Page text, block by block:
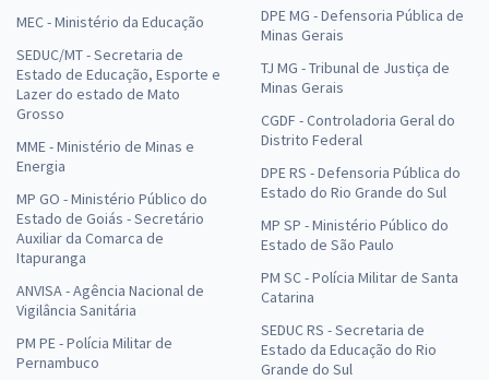
MEC - Ministério da Educação
SEDUC/MT - Secretaria de
Estado de Educação, Esporte e
Lazer do estado de Mato
Grosso
MME - Ministério de Minas e
Energia
MP GO - Ministério Público do
Estado de Goiás - Secretário
Auxiliar da Comarca de
Itapuranga
ANVISA - Agência Nacional de
Vigilância Sanitária
PM PE - Polícia Militar de
Pernambuco
DPE MG - Defensoria Pública de
Minas Gerais
TJ MG - Tribunal de Justiça de
Minas Gerais
CGDF - Controladoria Geral do
Distrito Federal
DPE RS - Defensoria Pública do
Estado do Rio Grande do Sul
MP SP - Ministério Público do
Estado de São Paulo
PM SC - Polícia Militar de Santa
Catarina
SEDUC RS - Secretaria de
Estado da Educação do Rio
Grande do Sul